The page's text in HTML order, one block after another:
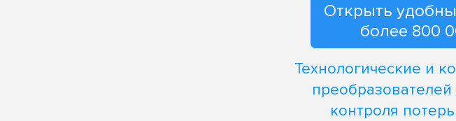
Открыть
более 800
Технологические и
контроля